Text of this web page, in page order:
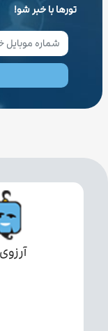
تورها با خبر شو!